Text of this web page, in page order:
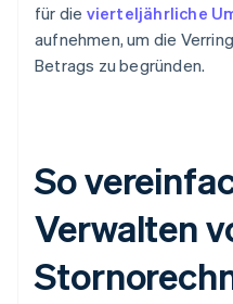
für die vierteljährliche
aufnehmen, um die
Betrags zu begründen.
So
Verwalten